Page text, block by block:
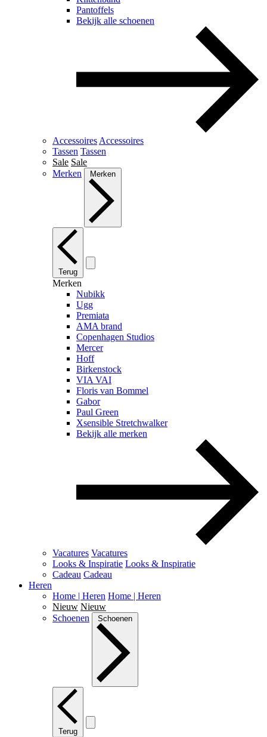
Pantoffels
Bekijk alle schoenen
Accessoires Accessoires
Tassen Tassen
Sale Sale
Merken
Merken
Terug
Merken
Nubikk
Ugg
Premiata
AMA brand
Copenhagen Studios
Mercer
Hoff
Birkenstock
VIA VAI
Floris van Bommel
Gabor
Paul Green
Xsensible Stretchwalker
Bekijk alle merken
Vacatures Vacatures
Looks & Inspiratie Looks & Inspiratie
Cadeau Cadeau
Heren
Home | Heren Home | Heren
Nieuw Nieuw
Schoenen
Schoenen
Terug